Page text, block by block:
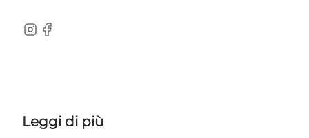
Instagram
Facebook
Leggi di più